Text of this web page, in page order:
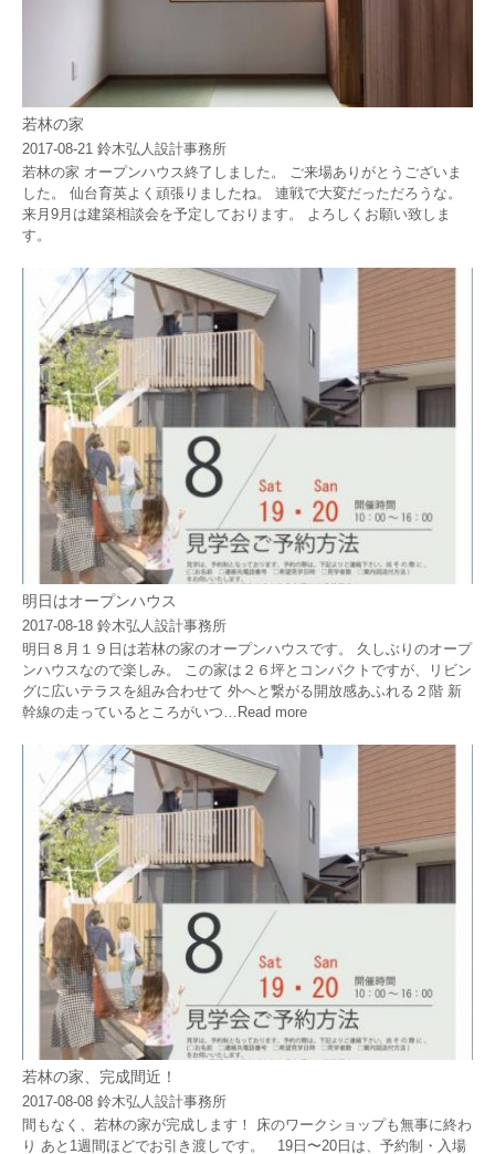
若林の家
2017-08-21 鈴木弘人設計事務所
若林の家 オープンハウス終了しました。 ご来場ありがとうございま
した。 仙台育英よく頑張りましたね。 連戦で大変だっただろうな。
来月9月は建築相談会を予定しております。 よろしくお願い致しま
す。
明日はオープンハウス
2017-08-18 鈴木弘人設計事務所
明日８月１９日は若林の家のオープンハウスです。 久しぶりのオープ
ンハウスなので楽しみ。 この家は２６坪とコンパクトですが、リビン
グに広いテラスを組み合わせて 外へと繋がる開放感あふれる２階 新
幹線の走っているところがいつ…
Read more
若林の家、完成間近！
2017-08-08 鈴木弘人設計事務所
間もなく、若林の家が完成します！ 床のワークショップも無事に終わ
り あと1週間ほどでお引き渡しです。 19日〜20日は、予約制・入場